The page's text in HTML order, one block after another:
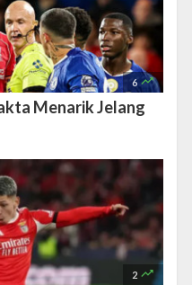
6 
Menarik Jelang
2 